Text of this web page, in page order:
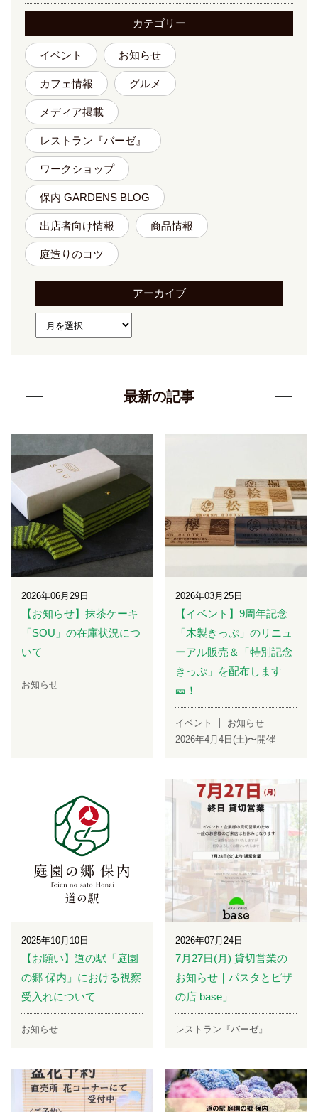
カテゴリー
イベント お知らせ
カフェ情報 グルメ
メディア掲載
レストラン『バーゼ』
ワークショップ
保内 GARDENS BLOG
出店者向け情報 商品情報
庭造りのコツ
アーカイブ
最新の記事
2026年06月29日
【お知らせ】抹茶ケーキ
「SOU」の在庫状況につ
いて
お知らせ
2026年03月25日
【イベント】9周年記念
「木製きっぷ」のリニュ
ーアル販売＆「特別記念
きっぷ」を配布します
🎫！
イベント
お知らせ
2026年4月4日(土)〜開催
2025年10月10日
【お願い】道の駅「庭園
の郷 保内」における視察
受入れについて
お知らせ
2026年07月24日
7月27日(月) 貸切営業の
お知らせ｜パスタとピザ
の店 base」
レストラン『バーゼ』